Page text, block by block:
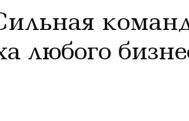
любого